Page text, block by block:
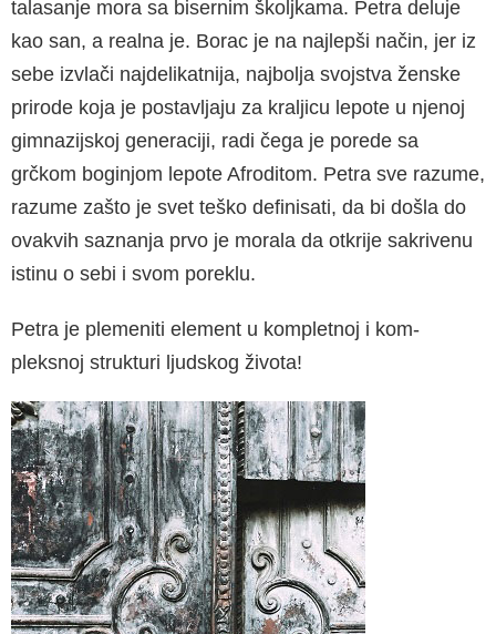
talasanje mora sa bisernim školjkama. Petra deluje
kao san, a realna je. Borac je na naj­lepši način, jer iz
sebe izvlači najdelikatnija, naj­bolja svojstva ženske
prirode koja je postavljaju za kraljicu lepote u njenoj
gimnazijskoj generaci­ji, radi čega je porede sa
grčkom boginjom lepo­te Afroditom. Petra sve razume,
razume zašto je svet teško definisati, da bi došla do
ovakvih saz­nanja prvo je morala da otkrije sakrivenu
istinu o sebi i svom poreklu.
Petra je plemeniti element u kompletnoj i kom­
pleksnoj strukturi ljudskog života!